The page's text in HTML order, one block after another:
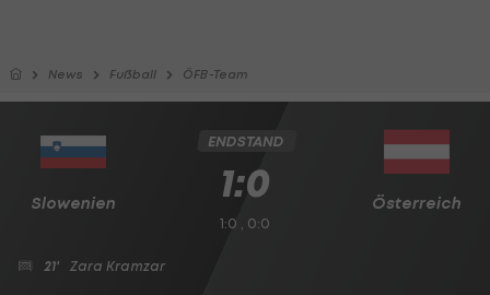
News Fußball ÖFB-Team
Slowenien Österreich
ENDSTAND
1:0
1:0 , 0:0
21' Zara Kramzar